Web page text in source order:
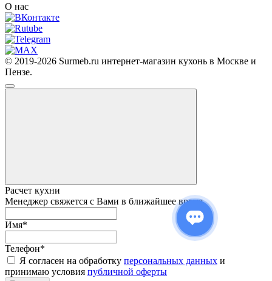
О нас
© 2019-2026 Surmeb.ru интернет-магазин кухонь в Москве и
Пензе.
Расчет кухни
Менеджер свяжется с Вами в ближайшее время
Имя*
Телефон*
Я согласен на обработку персональных данных и
принимаю условия публичной оферты